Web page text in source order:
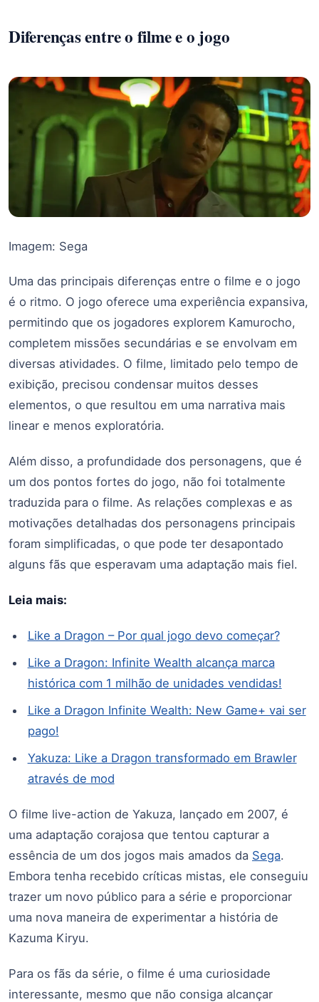
Diferenças entre o filme e o jogo
Imagem: Sega
Uma das principais diferenças entre o filme e o jogo
é o ritmo. O jogo oferece uma experiência expansiva,
permitindo que os jogadores explorem Kamurocho,
completem missões secundárias e se envolvam em
diversas atividades. O filme, limitado pelo tempo de
exibição, precisou condensar muitos desses
elementos, o que resultou em uma narrativa mais
linear e menos exploratória.
Além disso, a profundidade dos personagens, que é
um dos pontos fortes do jogo, não foi totalmente
traduzida para o filme. As relações complexas e as
motivações detalhadas dos personagens principais
foram simplificadas, o que pode ter desapontado
alguns fãs que esperavam uma adaptação mais fiel.
Leia mais:
Like a Dragon – Por qual jogo devo começar?
Like a Dragon: Infinite Wealth alcança marca
histórica com 1 milhão de unidades vendidas!
Like a Dragon Infinite Wealth: New Game+ vai ser
pago!
Yakuza: Like a Dragon transformado em Brawler
através de mod
O filme live-action de Yakuza, lançado em 2007, é
uma adaptação corajosa que tentou capturar a
essência de um dos jogos mais amados da Sega.
Embora tenha recebido críticas mistas, ele conseguiu
trazer um novo público para a série e proporcionar
uma nova maneira de experimentar a história de
Kazuma Kiryu.
Para os fãs da série, o filme é uma curiosidade
interessante, mesmo que não consiga alcançar